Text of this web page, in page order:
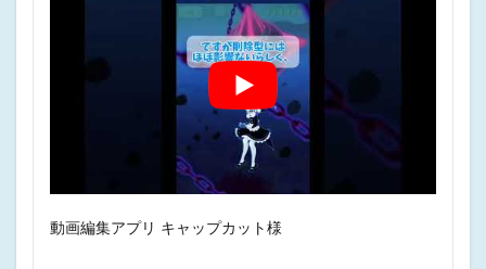
動画編集アプリ キャップカット様